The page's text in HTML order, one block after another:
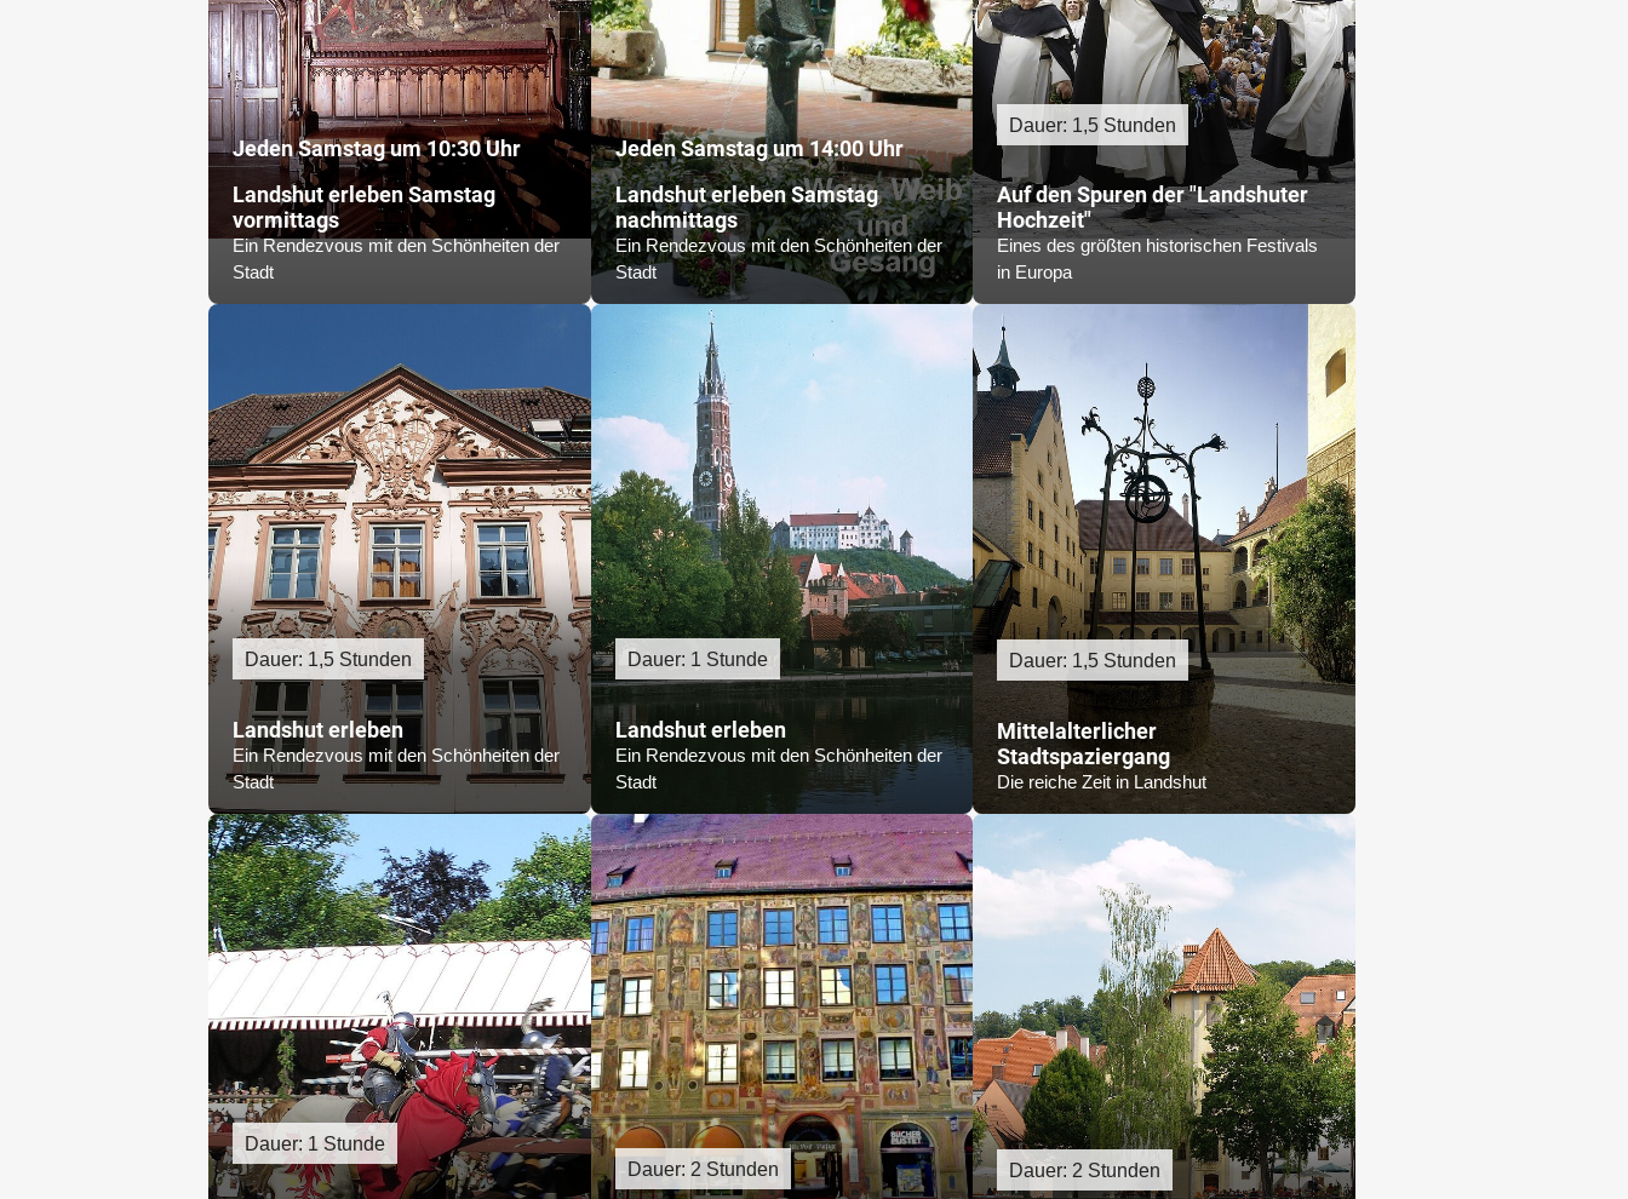
Jeden Samstag um 10:30 Uhr
Landshut erleben Samstag
vormittags
Ein Rendezvous mit den Schönheiten der
Stadt
Jeden Samstag um 14:00 Uhr
Landshut erleben Samstag
nachmittags
Ein Rendezvous mit den Schönheiten der
Stadt
Dauer: 1,5 Stunden
Auf den Spuren der "Landshuter
Hochzeit"
Eines des größten historischen Festivals
in Europa
Dauer: 1,5 Stunden
Landshut erleben
Ein Rendezvous mit den Schönheiten der
Stadt
Dauer: 1 Stunde
Landshut erleben
Ein Rendezvous mit den Schönheiten der
Stadt
Dauer: 1,5 Stunden
Mittelalterlicher
Stadtspaziergang
Die reiche Zeit in Landshut
Dauer: 1 Stunde
Dauer: 2 Stunden Dauer: 2 Stunden